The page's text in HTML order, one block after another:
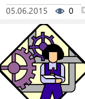
05.06.2015
0